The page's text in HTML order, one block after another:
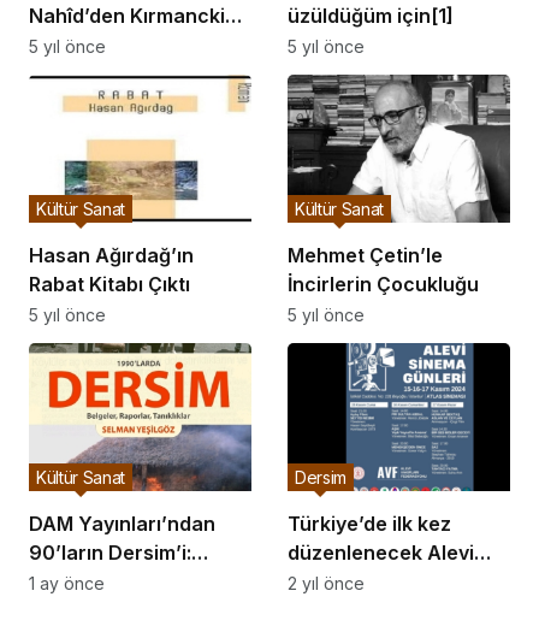
Nahîd’den Kırmancki
Sorani buluşması: Dilo
Dilo
5 yıl önce
üzüldüğüm için[1]
5 yıl önce
Hasan Ağırdağ’ın
Rabat Kitabı Çıktı
Kültür Sanat
5 yıl önce
Mehmet Çetin’le
İncirlerin Çocukluğu
Kültür Sanat
5 yıl önce
DAM Yayınları’ndan
90’ların Dersim’i:
1990’larda Dersim
Kültür Sanat
1 ay önce
Türkiye’de ilk kez
düzenlenecek Alevi
Sinema Günleri, 15
Dersim
2 yıl önce